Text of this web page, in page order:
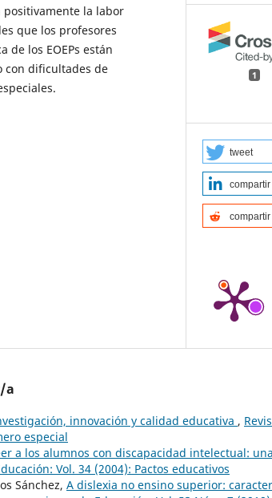
la labor
que los profesores
de los EOEPs están
con dificultades de
1
tweet
compartir
compartir
a
innovación y calidad educativa ,
especial
a los alumnos con discapacidad intelectual:
Vol. 34 (2004): Pactos educativos
Sánchez, A dislexia no ensino superior: